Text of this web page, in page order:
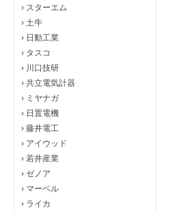
› スターエム
› 土牛
› 日動工業
› タスコ
› 川口技研
› 共立電気計器
› ミヤナガ
› 日置電機
› 藤井電工
› アイウッド
› 若井産業
› ゼノア
› マーベル
› ライカ